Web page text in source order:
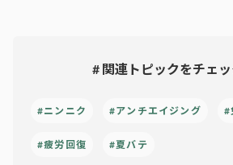
# 関連トピックをチェ
#ニンニク #アンチエイジング #
#疲労回復 #夏バテ